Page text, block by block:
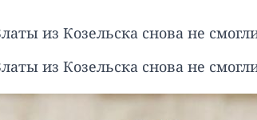
из Козельска снова не
из Козельска снова не